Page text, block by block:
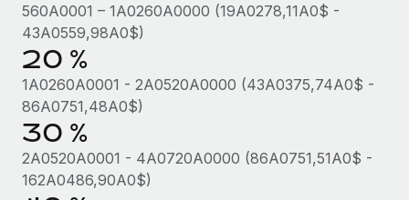
560A0001 – 1A0260A0000 (19A0278,11A0$ -
43A0559,98A0$)
20 %
1A0260A0001 - 2A0520A0000 (43A0375,74A0$ -
86A0751,48A0$)
30 %
2A0520A0001 - 4A0720A0000 (86A0751,51A0$ -
162A0486,90A0$)